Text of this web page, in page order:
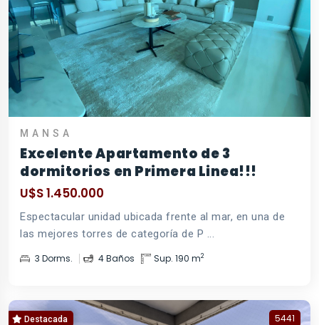
MANSA
Excelente Apartamento de 3
dormitorios en Primera Linea!!!
U$S 1.450.000
Espectacular unidad ubicada frente al mar, en una de
las mejores torres de categoría de P ...
3 Dorms. 4 Baños Sup. 190 m2
Destacada 5441